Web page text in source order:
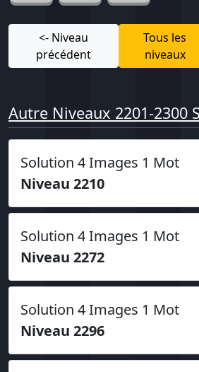
<- Niveau
précédent
Tous les
niveaux
Autre Niveaux 2201-2300
Solution 4 Images 1 Mot
Niveau 2210
Solution 4 Images 1 Mot
Niveau 2272
Solution 4 Images 1 Mot
Niveau 2296